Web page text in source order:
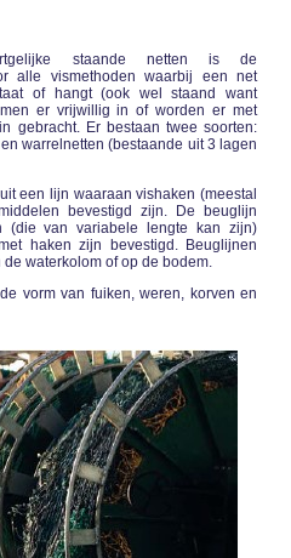
staande netten is de
alle vismethoden waarbij een net
of hangt (ook wel staand want
er vrijwillig in of worden er met
gebracht. Er bestaan twee soorten:
warrelnetten (bestaande uit 3 lagen
een lijn waaraan vishaken (meestal
bevestigd zijn. De beuglijn
(die van variabele lengte kan zijn)
haken zijn bevestigd. Beuglijnen
waterkolom of op de bodem.
vorm van fuiken, weren, korven en